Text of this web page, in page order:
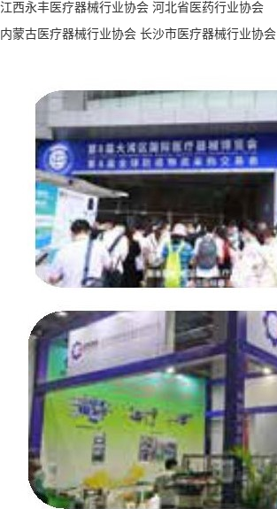
江西永丰医疗器械行业协会 河北省医药行业协会
内蒙古医疗器械行业协会 长沙市医疗器械行业协会